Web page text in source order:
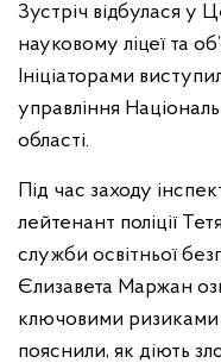
Зустріч відбулася у
науковому ліцеї та
Ініціаторами
управління
області.
Під час заходу
лейтенант поліції
служби освітньої
Єлизавета Маржан
ключовими
пояснили, як діють